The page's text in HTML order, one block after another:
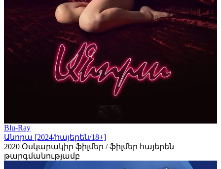
Blu-Ray
Անորա [2024/հայերեն/18+]
2020 Օսկարակիր ֆիլմեր / ֆիլմեր հայերեն
թարգմանությամբ